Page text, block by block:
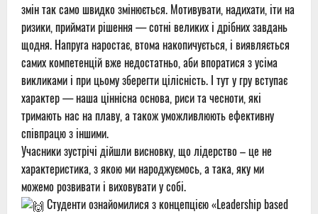
змін так само швидко змінюється. Мотивувати, надихати, іти на
ризики, приймати рішення — сотні великих і дрібних завдань
щодня. Напруга наростає, втома накопичується, і виявляється
самих компетенцій вже недостатньо, аби впоратися з усіма
викликами і при цьому зберегти цілісність. І тут у гру вступає
характер — наша ціннісна основа, риси та чесноти, які
тримають нас на плаву, а також уможливлюють ефективну
співпрацю з іншими.
Учасники зустрічі дійшли висновку, що лідерство – це не
характеристика, з якою ми народжуємось, а така, яку ми
можемо розвивати і виховувати у собі.
Студенти ознайомилися з концепцією «Leadership based